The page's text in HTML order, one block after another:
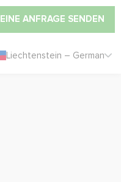
EINE ANFRAGE SENDEN
Liechtenstein – German